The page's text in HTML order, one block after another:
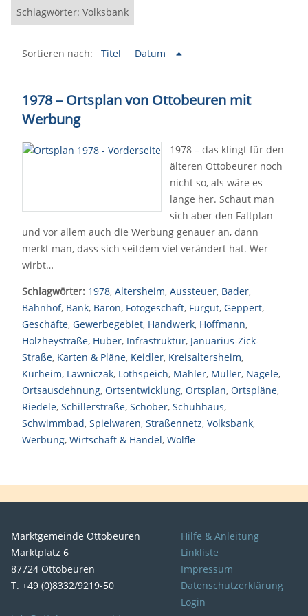
Schlagwörter: Volksbank
Sortieren nach: Titel Datum
1978 – Ortsplan von Ottobeuren mit
Werbung
1978 – das klingt für den
älteren Ottobeurer noch
nicht so, als wäre es
lange her. Schaut man
sich aber den Faltplan
und vor allem auch die Werbung genauer an, dann
merkt man, dass sich seitdem viel verändert hat. Wer
wirbt…
Schlagwörter: 1978, Altersheim, Aussteuer, Bader,
Bahnhof, Bank, Baron, Fotogeschäft, Fürgut, Geppert,
Geschäfte, Gewerbegebiet, Handwerk, Hoffmann,
Holzheystraße, Huber, Infrastruktur, Januarius-Zick-
Straße, Karten & Pläne, Keidler, Kreisaltersheim,
Kurheim, Lawniczak, Lothspeich, Mahler, Müller, Nägele,
Ortsausdehnung, Ortsentwicklung, Ortsplan, Ortspläne,
Riedele, Schillerstraße, Schober, Schuhhaus,
Schwimmbad, Spielwaren, Straßennetz, Volksbank,
Werbung, Wirtschaft & Handel, Wölfle
Marktgemeinde Ottobeuren
Marktplatz 6
87724 Ottobeuren
T. +49 (0)8332/9219-50
Hilfe & Anleitung
Linkliste
Impressum
Datenschutzerklärung
Login